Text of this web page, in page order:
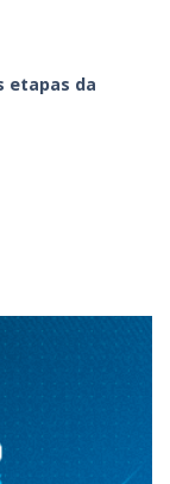
etapas da